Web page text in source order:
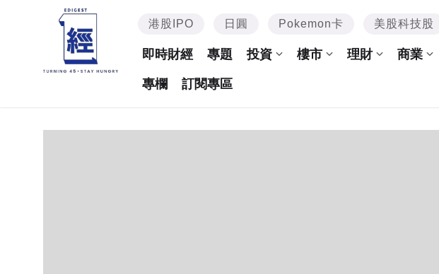
港股IPO 日圓 Pokemon卡 美股科技股
即時財經 專題 投資 樓市 理財 商業
專欄 訂閱專區